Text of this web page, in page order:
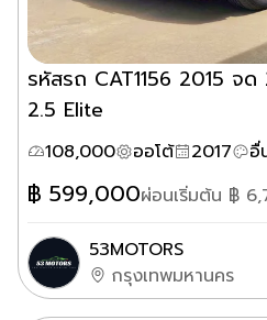
รหัสรถ CAT1156 2015 จด
2.5 Elite
108,000 ออโต้ 2017 อื่
฿ 599,000ผ่อนเริ่มต้น ฿
53MOTORS
กรุงเทพมหานคร